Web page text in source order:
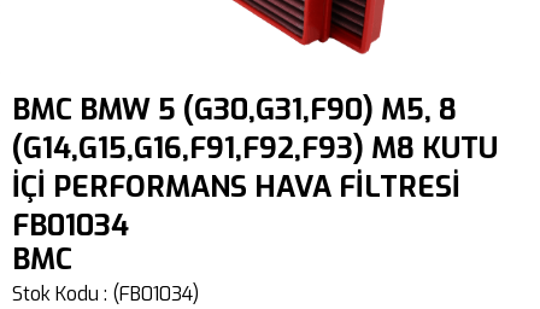
BMC BMW 5 (G30,G31,F90) M5, 8
(G14,G15,G16,F91,F92,F93) M8 KUTU
İÇİ PERFORMANS HAVA FİLTRESİ
FB01034
BMC
Stok Kodu (FB01034)